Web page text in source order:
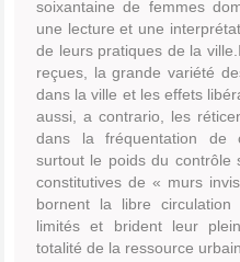
soixantaine de femmes
une lecture et une
de leurs pratiques de la
reçues, la grande variété
dans la ville et les effets
aussi, a contrario, les
dans la fréquentation de
surtout le poids du contrôle
constitutives de « murs
bornent la libre
limités et brident leur
totalité de la ressource